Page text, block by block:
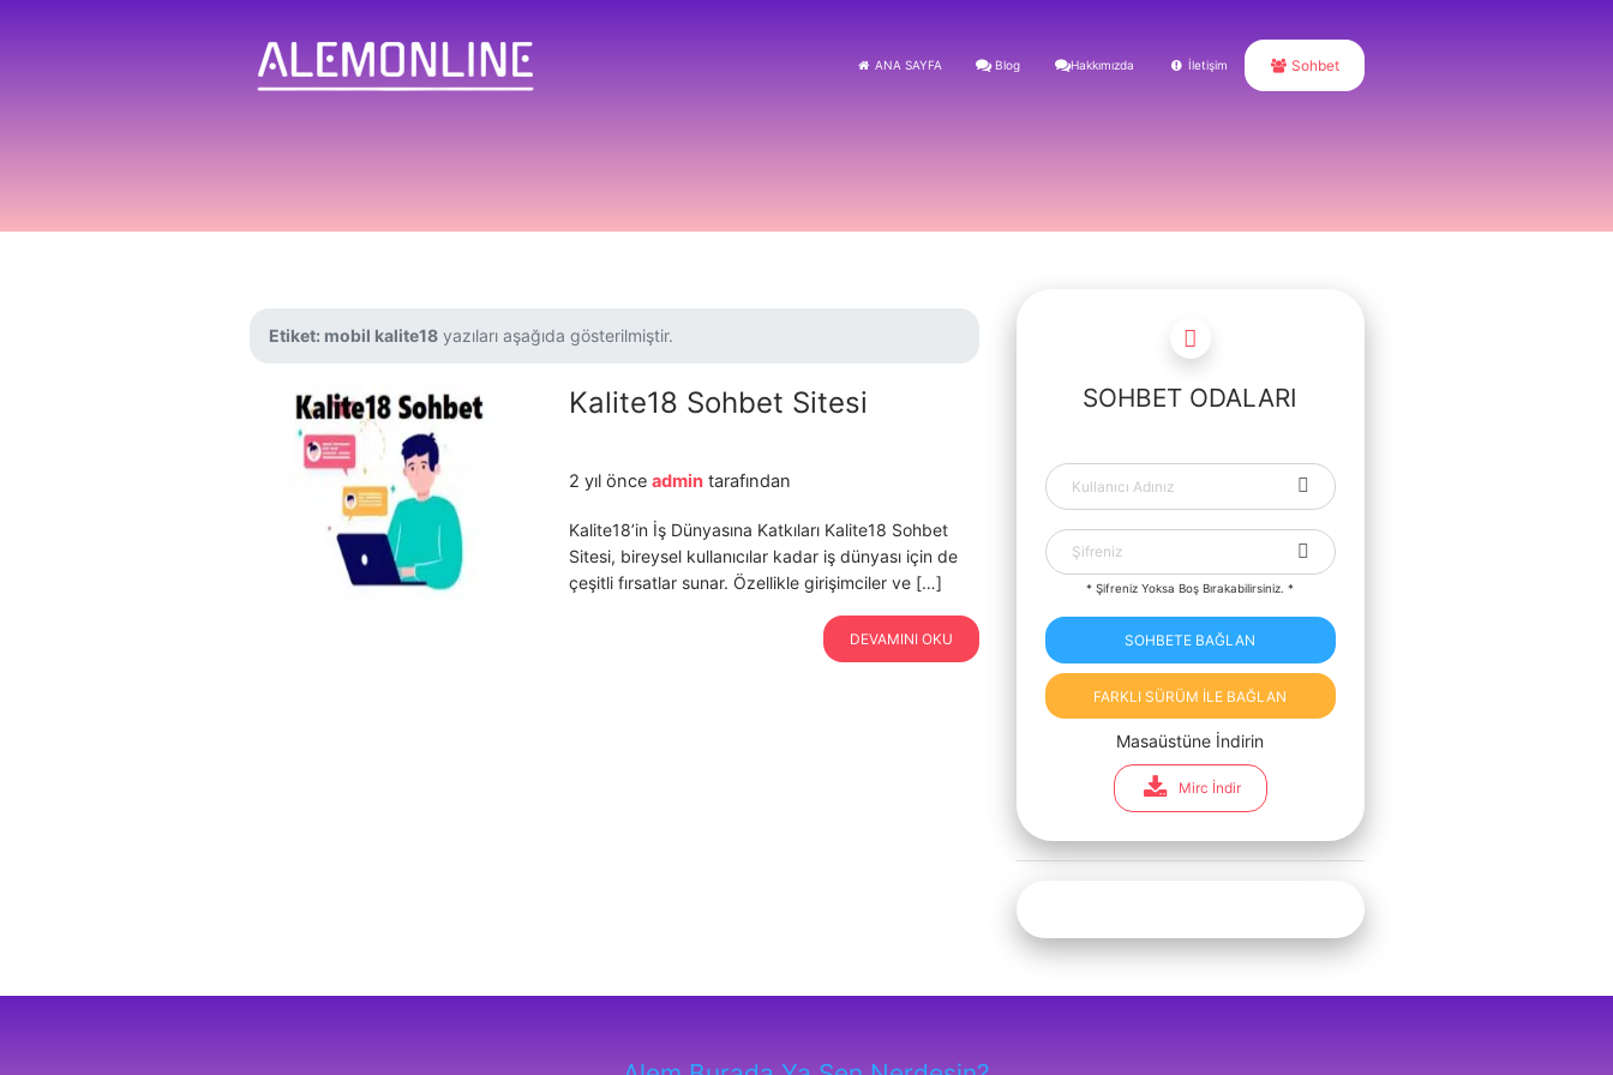
ANA SAYFA Blog Hakkımızda İletişim Sohbet
Etiket: mobil kalite18 yazıları aşağıda gösterilmiştir.
Kalite18 Sohbet Sitesi
2 yıl önce admintarafından
Kalite18’in İş Dünyasına Katkıları Kalite18 Sohbet
Sitesi, bireysel kullanıcılar kadar iş dünyası için de
çeşitli fırsatlar sunar. Özellikle girişimciler ve […]
DEVAMINI OKU
SOHBET ODALARI
* Şifreniz Yoksa Boş Bırakabilirsiniz. *
SOHBETE BAĞLAN
FARKLI SÜRÜM İLE BAĞLAN
Masaüstüne İndirin
Mirc İndir